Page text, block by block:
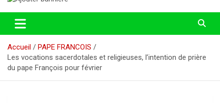
Accueil
PAPE FRANCOIS
Les vocations sacerdotales et religieuses, l’intention de prière
du pape François pour février